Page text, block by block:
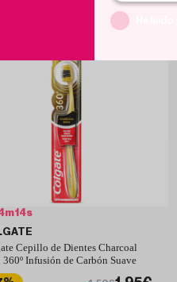
m13s
Cepillo de Dientes Charcoal
360º Infusión de Carbón Suave